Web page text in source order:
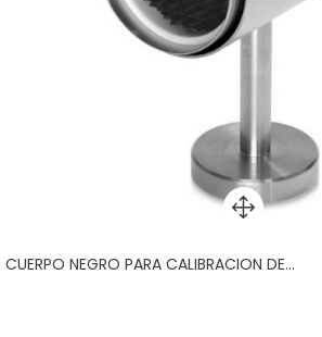
CUERPO NEGRO PARA CALIBRACION DE...